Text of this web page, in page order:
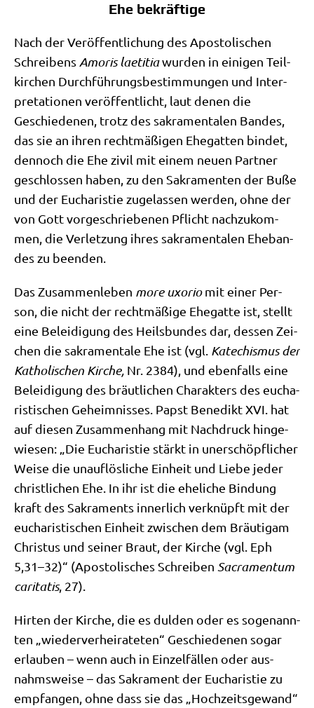
Ehe bekräftige
Nach der Ver­öf­fent­li­chung des Apo­sto­li­schen
Schrei­bensAmo­ris lae­ti­tiawur­den in eini­gen Teil­
kir­chen Durch­füh­rungs­be­stim­mun­gen und Inter­
pre­ta­tio­nen ver­öf­fent­licht, laut denen die
Geschie­de­nen, trotz des sakra­men­ta­len Ban­des,
das sie an ihren recht­mä­ßi­gen Ehe­gat­ten bin­det,
den­noch die Ehe zivil mit einem neu­en Part­ner
geschlos­sen haben, zu den Sakra­men­ten der Buße
und der Eucha­ri­stie zuge­las­sen wer­den, ohne der
von Gott vor­ge­schrie­be­nen Pflicht nach­zu­kom­
men, die Ver­let­zung ihres sakra­men­ta­len Ehe­ban­
des zu beenden.
Das Zusam­men­le­ben more uxoriomit einer Per­
son, die nicht der recht­mä­ßi­ge Ehe­gat­te ist, stellt
eine Belei­di­gung des Heils­bun­des dar, des­sen Zei­
chen die sakra­men­ta­le Ehe ist (vgl. Kate­chis­mus der
Katho­li­schen Kir­che, Nr. 2384), und eben­falls eine
Belei­di­gung des bräut­li­chen Cha­rak­ters des eucha­
ri­sti­schen Geheim­nis­ses. Papst Bene­dikt XVI. hat
auf die­sen Zusam­men­hang mit Nach­druck hin­ge­
wie­sen: „Die Eucha­ri­stie stärkt in uner­schöpf­li­cher
Wei­se die unauf­lös­li­che Ein­heit und Lie­be jeder
christ­li­chen Ehe. In ihr ist die ehe­li­che Bin­dung
kraft des Sakra­ments inner­lich ver­knüpft mit der
eucha­ri­sti­schen Ein­heit zwi­schen dem Bräu­ti­gam
Chri­stus und sei­ner Braut, der Kir­che (vgl. Eph
5,31–32)“ (Apo­sto­li­sches Schrei­ben Sacra­men­tum
cari­ta­tis, 27).
Hir­ten der Kir­che, die es dul­den oder es soge­nann­
ten „wie­der­ver­hei­ra­te­ten“ Geschie­de­nen sogar
erlau­ben – wenn auch in Ein­zel­fäl­len oder aus­
nahms­wei­se – das Sakra­ment der Eucha­ri­stie zu
emp­fan­gen, ohne dass sie das „Hoch­zeits­ge­wand“